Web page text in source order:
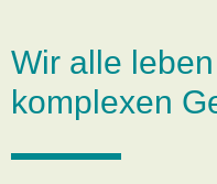
Wir alle
komplexen